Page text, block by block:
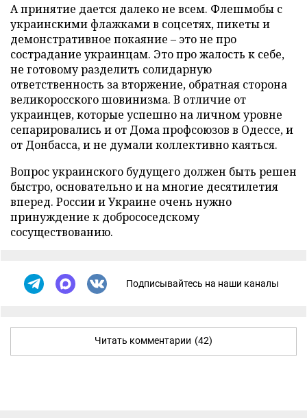
А принятие дается далеко не всем. Флешмобы с
украинскими флажками в соцсетях, пикеты и
демонстративное покаяние – это не про
сострадание украинцам. Это про жалость к себе,
не готовому разделить солидарную
ответственность за вторжение, обратная сторона
великоросского шовинизма. В отличие от
украинцев, которые успешно на личном уровне
сепарировались и от Дома профсоюзов в Одессе, и
от Донбасса, и не думали коллективно каяться.
Вопрос украинского будущего должен быть решен
быстро, основательно и на многие десятилетия
вперед. России и Украине очень нужно
принуждение к добрососедскому
сосуществованию.
Подписывайтесь на наши каналы
Читать комментарии (42)